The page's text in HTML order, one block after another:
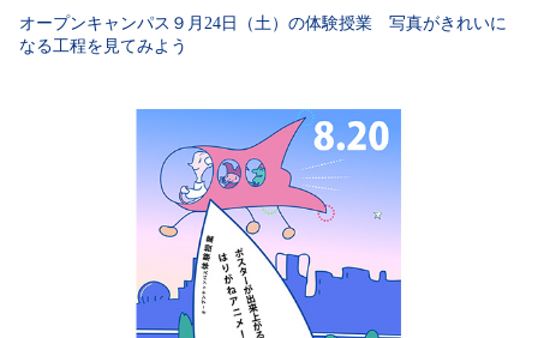
オープンキャンパス９月24日（土）の体験授業 写真がきれいに
なる工程を見てみよう